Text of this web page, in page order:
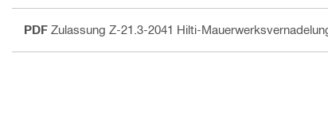
PDF Zulassung Z-21.3-2041 Hilti-